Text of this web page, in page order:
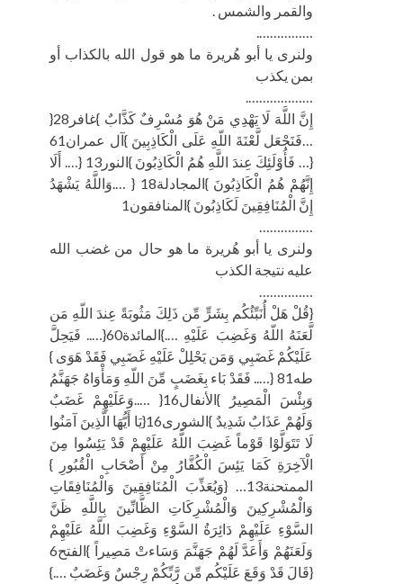
والقمر والشمس .
…………….
ولنرى يا أبو هُريرة ما هو قول الله بالكذاب أو
بمن يكذب
……………….
إِنَّ اللَّهَ لَا يَهْدِي مَنْ هُوَ مُسْرِفٌ كَذَّابٌ }غافر28{
…فَنَجْعَل لَّعْنَةَ اللّهِ عَلَى الْكَاذِبِينَ }آل عمران61
{… فَأُوْلَئِكَ عِندَ اللَّهِ هُمُ الْكَاذِبُونَ }النور13 {…. أَلَا
إِنَّهُمْ هُمُ الْكَاذِبُونَ }المجادلة18 { ….وَاللَّهُ يَشْهَدُ
إِنَّ الْمُنَافِقِينَ لَكَاذِبُونَ }المنافقون1
……………
ولنرى يا أبو هُريرة ما هو حال من غضب الله
عليه نتيجة الكذب
……………
{قُلْ هَلْ أُنَبِّئُكُم بِشَرٍّ مِّن ذَلِكَ مَثُوبَةً عِندَ اللّهِ مَن
لَّعَنَهُ اللّهُ وَغَضِبَ عَلَيْهِ ….}المائدة60{….. فَيَحِلَّ
عَلَيْكُمْ غَضَبِي وَمَن يَحْلِلْ عَلَيْهِ غَضَبِي فَقَدْ هَوَى }
طه81 {….. فَقَدْ بَاء بِغَضَبٍ مِّنَ اللّهِ وَمَأْوَاهُ جَهَنَّمُ
وَبِئْسَ الْمَصِيرُ }الأنفال16{ …..وَعَلَيْهِمْ غَضَبٌ
وَلَهُمْ عَذَابٌ شَدِيدٌ }الشورى16{يَا أَيُّهَا الَّذِينَ آمَنُوا
لَا تَتَوَلَّوْا قَوْماً غَضِبَ اللَّهُ عَلَيْهِمْ قَدْ يَئِسُوا مِنَ
الْآخِرَةِ كَمَا يَئِسَ الْكُفَّارُ مِنْ أَصْحَابِ الْقُبُورِ }
الممتحنة13… {وَيُعَذِّبَ الْمُنَافِقِينَ وَالْمُنَافِقَاتِ
وَالْمُشْرِكِينَ وَالْمُشْرِكَاتِ الظَّانِّينَ بِاللَّهِ ظَنَّ
السَّوْءِ عَلَيْهِمْ دَائِرَةُ السَّوْءِ وَغَضِبَ اللَّهُ عَلَيْهِمْ
وَلَعَنَهُمْ وَأَعَدَّ لَهُمْ جَهَنَّمَ وَسَاءتْ مَصِيراً }الفتح6
{قَالَ قَدْ وَقَعَ عَلَيْكُم مِّن رَّبِّكُمْ رِجْسٌ وَغَضَبٌ ….}